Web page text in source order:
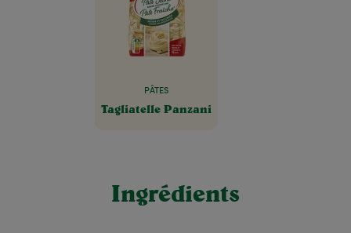
PÂTES
Tagliatelle Panzani
Ingrédients